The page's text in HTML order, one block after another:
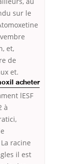
sur le
et,
de
et.
acheter
lESF
à
racine
il est